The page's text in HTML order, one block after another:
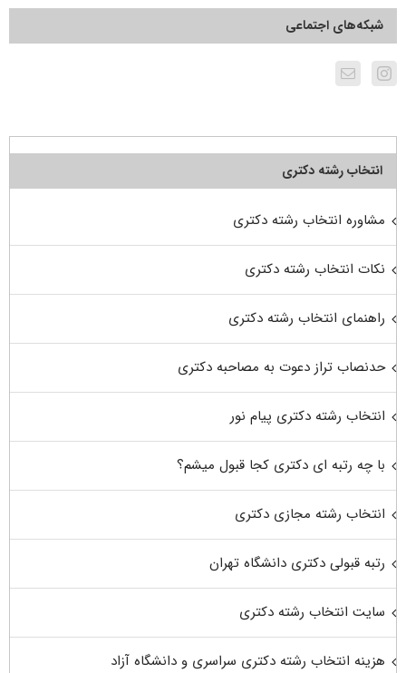
شبکه‌های اجتماعی
انتخاب رشته دکتری
مشاوره انتخاب رشته دکتری
نکات انتخاب رشته دکتری
راهنمای انتخاب رشته دکتری
حدنصاب تراز دعوت به مصاحبه دکتری
انتخاب رشته دکتری پیام نور
با چه رتبه ای دکتری کجا قبول میشم؟
انتخاب رشته مجازی دکتری
رتبه قبولی دکتری دانشگاه تهران
سایت انتخاب رشته دکتری
هزینه انتخاب رشته دکتری سراسری و دانشگاه آزاد